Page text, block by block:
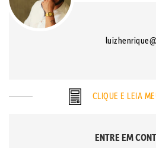
CLIQUE E LEIA
ENTRE EM